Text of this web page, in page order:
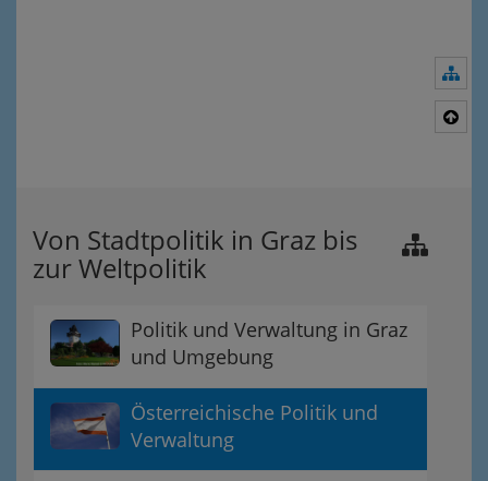
Von Stadtpolitik in Graz bis
zur Weltpolitik
Politik und Verwaltung in Graz
und Umgebung
Österreichische Politik und
Verwaltung